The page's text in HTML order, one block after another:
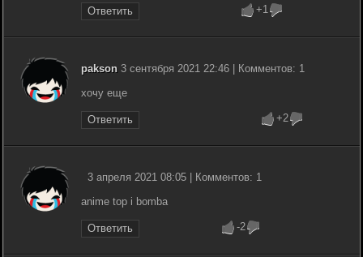
Ответить +1
pakson 3 сентября 2021 22:46 | Комментов: 1
хочу еще
Ответить +2
3 апреля 2021 08:05 | Комментов: 1
anime top i bomba
Ответить -2